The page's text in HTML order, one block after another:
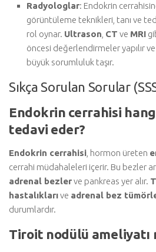
Radyologlar: Endokrin
görüntüleme teknikleri, tanı ve
rol oynar. Ultrason CT ve MRI
öncesi değerlendirmeler yapılır
büyük sorumluluk taşır.
Sıkça Sorulan Sorular
Endokrin cerrahisi
tedavi eder?
Endokrin cerrahisi , hormon üreten
cerrahi müdahaleleri içerir. Bu bezler
adrenal bezlerve pankreas yer alır.
hastalıklarıve adrenal bez
durumlardır.
Tiroit nodülü ameliyatı